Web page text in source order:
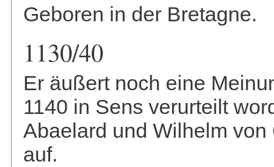
Geboren in der Bretagne.
1130/40
Er äußert noch eine
1140 in Sens verurteilt
Abaelard und Wilhelm
auf.